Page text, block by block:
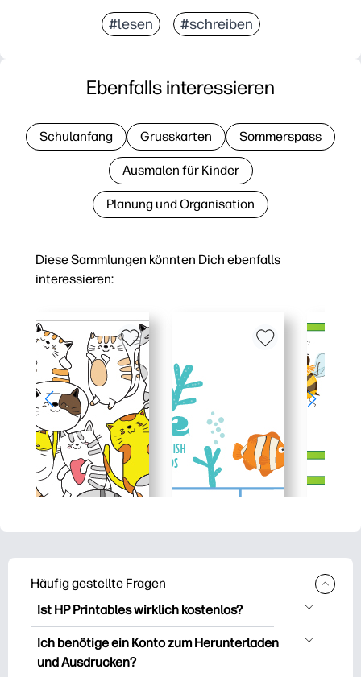
#lesen #schreiben
Diese Sammlungen könnten Dich ebenfalls
interessieren:
Ebenfalls interessieren
Schulanfang Grusskarten Sommerspass
Ausmalen für Kinder
Planung und Organisation
Häufig gestellte Fragen
Ist HP Printables wirklich kostenlos?
HP Printables bietet über 2.500
kostenlose Vorlagen zum Herunterladen
Ich benötige ein Konto zum Herunterladen
und Ausdrucken?